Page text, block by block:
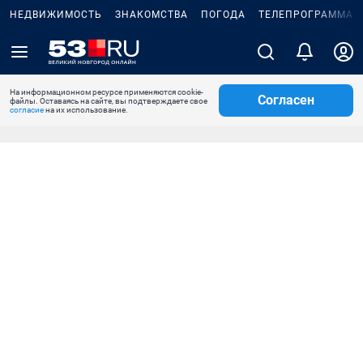
НЕДВИЖИМОСТЬ ЗНАКОМСТВА ПОГОДА ТЕЛЕПРОГРАММА
На информационном ресурсе применяются cookie-
файлы. Оставаясь на сайте, вы подтверждаете свое
согласиена их использование.
Согласен